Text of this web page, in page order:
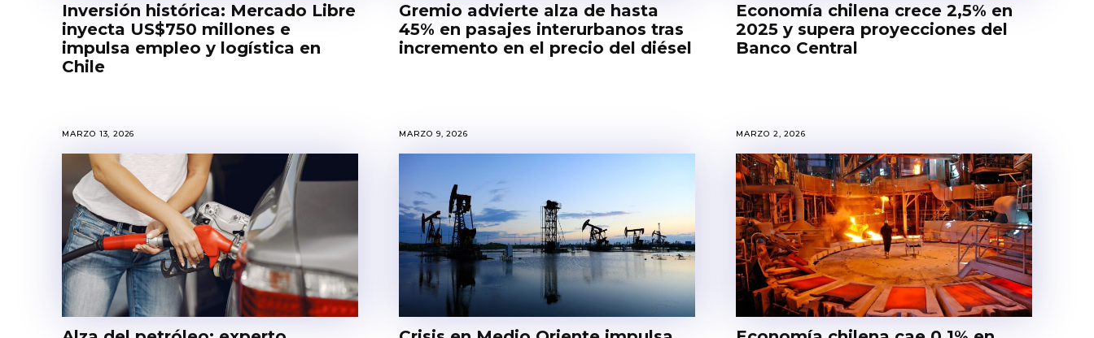
Inversión histórica: Mercado Libre
inyecta US$750 millones e
impulsa empleo y logística en
Chile
Gremio advierte alza de hasta
45% en pasajes interurbanos tras
incremento en el precio del diésel
Economía chilena crece 2,5% en
2025 y supera proyecciones del
Banco Central
MARZO 13, 2026 MARZO 9, 2026 MARZO 2, 2026